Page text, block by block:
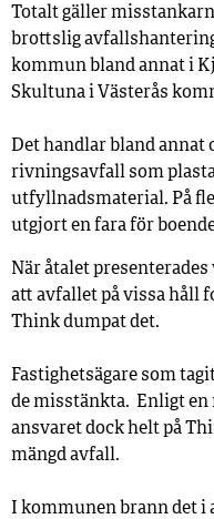
Totalt gäller
brottslig
kommun bland annat i
Skultuna i Västerås
Det handlar bland annat
rivningsavfall som
utfyllnadsmaterial. På
utgjort en fara för
När åtalet
att avfallet på vissa håll
Think dumpat det.
Fastighetsägare som
de misstänkta. Enligt en
ansvaret dock helt på
mängd avfall.
I kommunen brann det i